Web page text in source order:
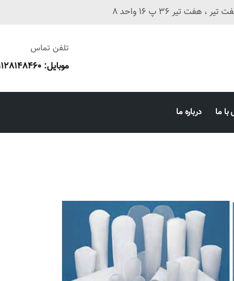
تیر 36 پ 16 واحد 8
تلفن تماس
موبایل: 09128148460 تلفن ثابت: 38673087 051
ما درباره ما